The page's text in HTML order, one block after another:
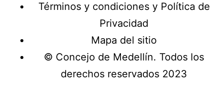
Términos y condiciones y Política de
Privacidad
Mapa del sitio
© Concejo de Medellín. Todos los
derechos reservados 2023